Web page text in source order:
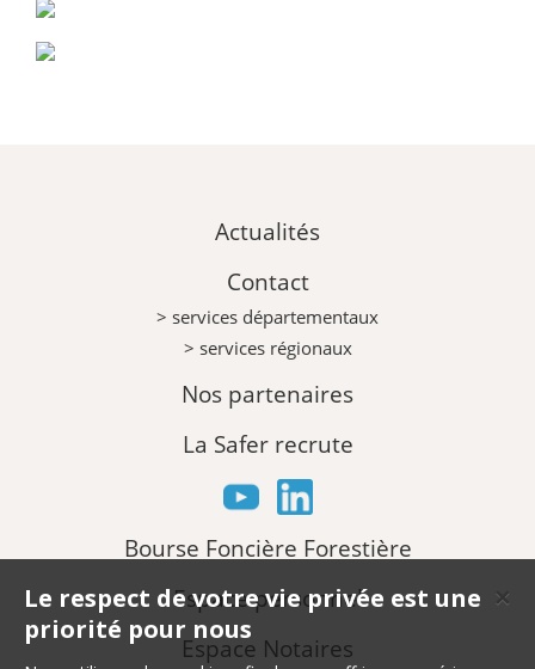
Actualités
Contact
> services départementaux
> services régionaux
Nos partenaires
La Safer recrute
Bourse Foncière Forestière
Espace personnel
Espace Notaires
✕
Le respect de votre vie privée est une
priorité pour nous